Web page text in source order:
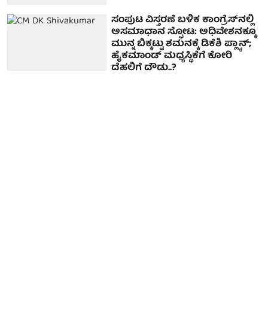
ಸಂಪುಟ ವಿಸ್ತರಣೆ ಬಳಿಕ ಕಾಂಗ್ರೆಸ್‌ನಲ್ಲಿ
ಅಸಮಾಧಾನ ಸ್ಫೋಟ: ಅಧಿವೇಶನಕ್ಕೂ
ಮುನ್ನ ಬಿಕ್ಕಟ್ಟು ಶಮನಕ್ಕೆ ಡಿಕೆಶಿ ಪ್ಲ್ಯಾನ್‌;
ಹೈಕಮಾಂಡ್‌ ಮಧ್ಯಸ್ಥಿಕೆಗೆ ಕೋರಿ
ದೆಹಲಿಗೆ ದೌಡು..?